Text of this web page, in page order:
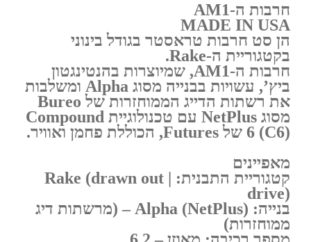
חרבות ה-AM1
MADE IN USA
הן סט חרבות טראסטר בגודל בינוני
בקטגוריית ה-Rake.
חרבות ה-AM1, שמיוצרות בהנטינגטון
ביץ’, עשויות בבנייה מסוג Alpha ומשלבות
את רשתות הדייג הממוחזרות של Bureo
מסוג NetPlus עם טכנולוגיית Compound
6 (C6) של Futures, הכוללת פחמן ואוויר.
מאפיינים
קטגוריית התבנית: Rake (drawn out |
drive)
בנייה: Alpha (NetPlus) – (מרשתות דיג
ממוחזרות)